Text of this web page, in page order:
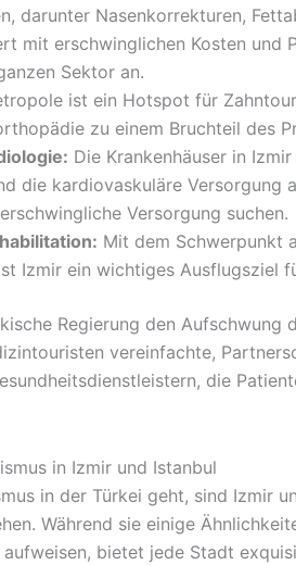
darunter Nasenkorrekturen,
mit erschwinglichen Kosten und
Sektor an.
ist ein Hotspot für
zu einem Bruchteil des
Die Krankenhäuser in
die kardiovaskuläre Versorgung
Versorgung suchen.
Mit dem Schwerpunkt
Izmir ein wichtiges Ausflugsziel
Regierung den
vereinfachte,
die
in Izmir und Istanbul
in der Türkei geht, sind Izmir
Während sie einige
bietet jede Stadt